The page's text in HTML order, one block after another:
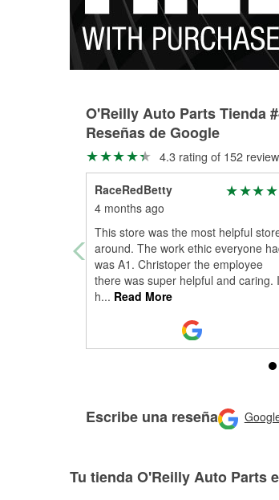
O'Reilly Auto Parts Tienda
Reseñas de Google
4.3 rating of 152
RaceRedBetty
4 months ago
This store was the most helpful
around. The work ethic everyone
was A1. Christoper the employee
there was super helpful and caring. I
h... Read More
Escribe una reseña
Tu tienda O'Reilly Auto Parts